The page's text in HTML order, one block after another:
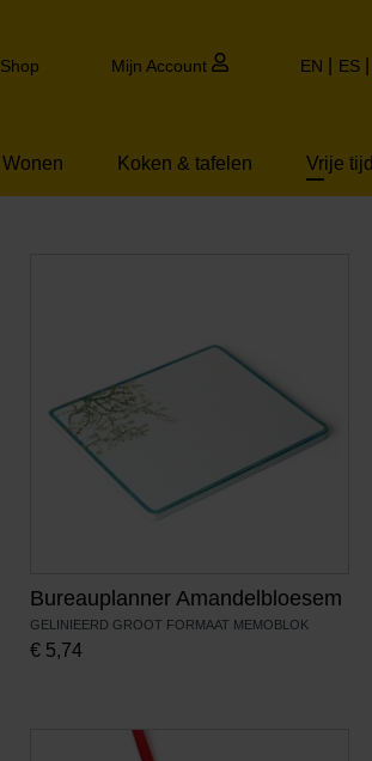
Shop Mijn Account EN ES
Wonen Koken & tafelen Vrije tijd
Bureauplanner Amandelbloesem
GELINIEERD GROOT FORMAAT MEMOBLOK
€ 5,74